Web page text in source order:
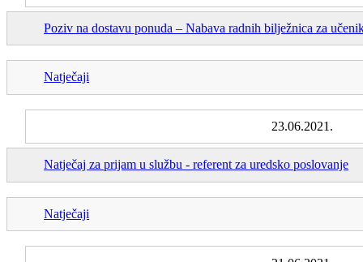
Poziv na dostavu ponuda – Nabava radnih bilježnica za
Natječaji
23.06.2021.
Natječaj za prijam u službu - referent za uredsko poslovanje
Natječaji